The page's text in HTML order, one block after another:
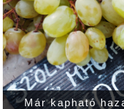
Már kapható